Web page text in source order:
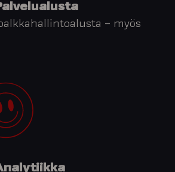
– myös